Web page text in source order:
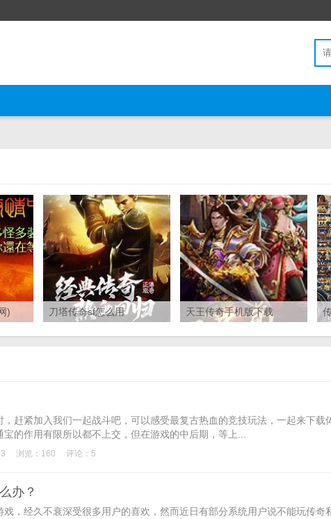
) 刀塔传奇sf怎么用 天王传奇手机版下载
赶紧加入我们一起战斗吧，可以感受最复古热血的竞技玩法，一起来下载
的作用有限所以都不上交，但在游戏的中后期，等上...
浏览：160 评论：5
办？
，经久不衰深受很多用户的喜欢，然而近日有部分系统用户说不能玩传奇